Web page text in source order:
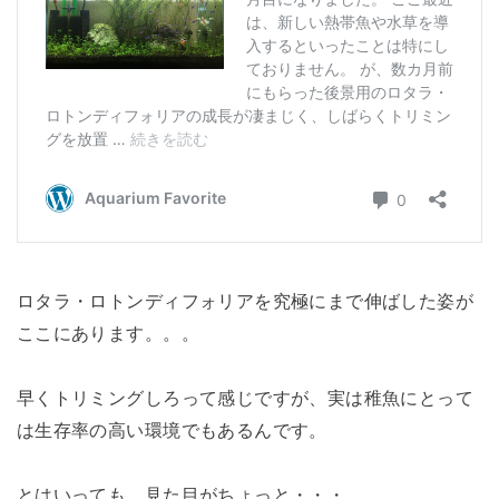
ロタラ・ロトンディフォリアを究極にまで伸ばした姿が
ここにあります。。。
早くトリミングしろって感じですが、実は稚魚にとって
は生存率の高い環境でもあるんです。
とはいっても、見た目がちょっと・・・。